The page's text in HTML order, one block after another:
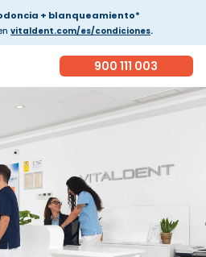
+ blanqueamiento*
vitaldent.com/es/condiciones.
900 111 003